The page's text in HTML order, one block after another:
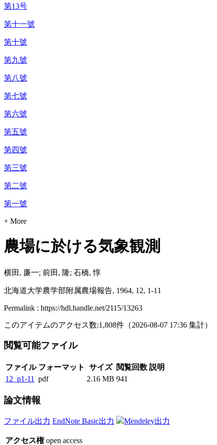
第13号
第十一號
第十號
第九號
第八號
第七號
第六號
第五號
第四號
第三號
第二號
第一號
+ More
農場に於ける気象観測
横田, 廉一; 前田, 隆; 石橋, 惇
北海道大学農学部附属農場報告, 1964, 12, 1-11
Permalink : https://hdl.handle.net/2115/13263
このアイテムのアクセス数:1,808件 （2026-08-07 17:36 集計）
閲覧可能ファイル
ファイル フォーマット サイズ 閲覧回数 説明
12_p1-11
pdf 2.16 MB 941
論文情報
ファイル出力 EndNote Basic出力 Mendeley出力
アクセス権 open access